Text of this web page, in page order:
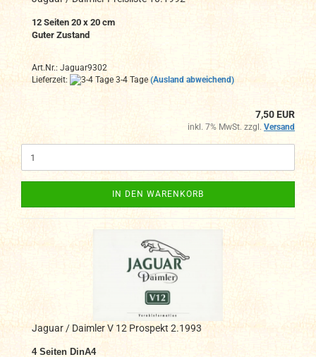
12 Seiten 20 x 20 cm
Guter Zustand
Art.Nr.: Jaguar9302
Lieferzeit:
3-4 Tage (Ausland abweichend)
7,50 EUR
inkl. 7% MwSt. zzgl. Versand
IN DEN WARENKORB
Jaguar / Daimler V 12 Prospekt 2.1993
4 Seiten DinA4